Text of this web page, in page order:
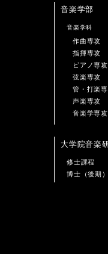
音楽学部
音楽学科
作曲専攻
指揮専攻
ピアノ専攻
弦楽専攻
管・打楽
声楽専攻
音楽学専攻
大学院音楽
修士課程
博士（後期